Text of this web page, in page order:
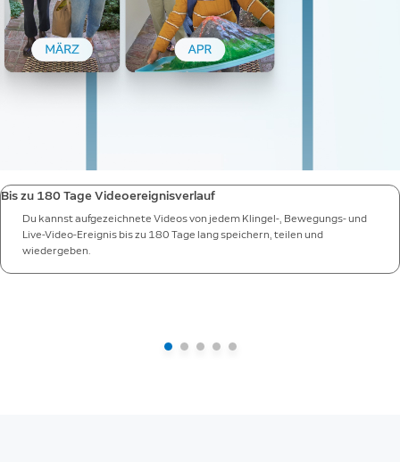
Bis zu 180 Tage Videoereignisverlauf
Du kannst aufgezeichnete Videos von jedem Klingel-, Bewegungs- und
Live-Video-Ereignis bis zu 180 Tage lang speichern, teilen und
wiedergeben.